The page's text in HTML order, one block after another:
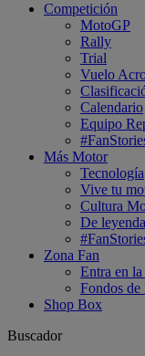
Competición
MotoGP
Rally
Trial
Vuelo
Calendario
Equipo
Más Motor
Tecnología
Vive tu
Cultura
De leyenda
Zona Fan
Entra en
Fondos de
Shop Box
Buscador